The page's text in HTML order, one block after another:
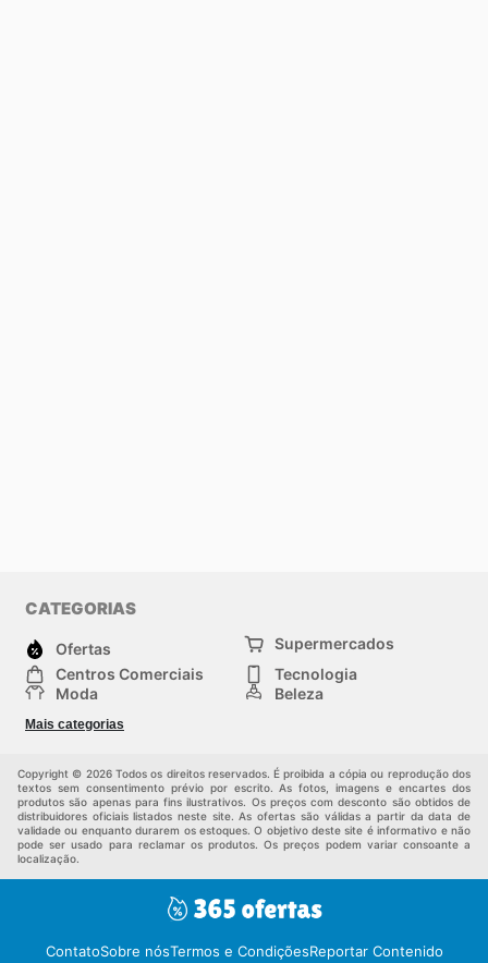
CATEGORIAS
Ofertas
Supermercados
Centros Comerciais
Tecnologia
Moda
Beleza
Construção e jardinagem
Mais categorias
Copyright © 2026 Todos os direitos reservados. É proibida a cópia ou reprodução dos
textos sem consentimento prévio por escrito. As fotos, imagens e encartes dos
produtos são apenas para fins ilustrativos. Os preços com desconto são obtidos de
distribuidores oficiais listados neste site. As ofertas são válidas a partir da data de
validade ou enquanto durarem os estoques. O objetivo deste site é informativo e não
pode ser usado para reclamar os produtos. Os preços podem variar consoante a
localização.
ContatoSobre nósTermos e CondiçõesReportar Contenido